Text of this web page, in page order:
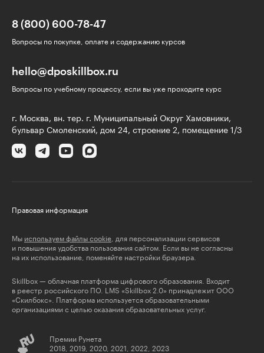
8 (800) 600-78-47
Вопросы по покупке, оплате и содержанию курсов
hello@dposkillbox.ru
Вопросы по учебному процессу, если вы уже проходите курс
г. Москва, вн. тер. г. Муниципальный Округ Хамовники,
бульвар Смоленский, дом 24, строение 2, помещение 1/3
Правовая информация
Мы используем файлы cookie , для персонализации сервисов
и повышения удобства пользования сайтом. Если вы не согласны
на их использование, поменяйте настройки браузера.
Skillbox — облачная платформа цифрового образования. Входит
в реестр российского ПО. LMS «Skillbox 2.0» принадлежит ООО
«Скилбокс». Платформа используется образовательными
организациями с целью оказания образовательных услуг.
Премии Рунета
2018, 2019, 2020, 2021, 2022, 2023